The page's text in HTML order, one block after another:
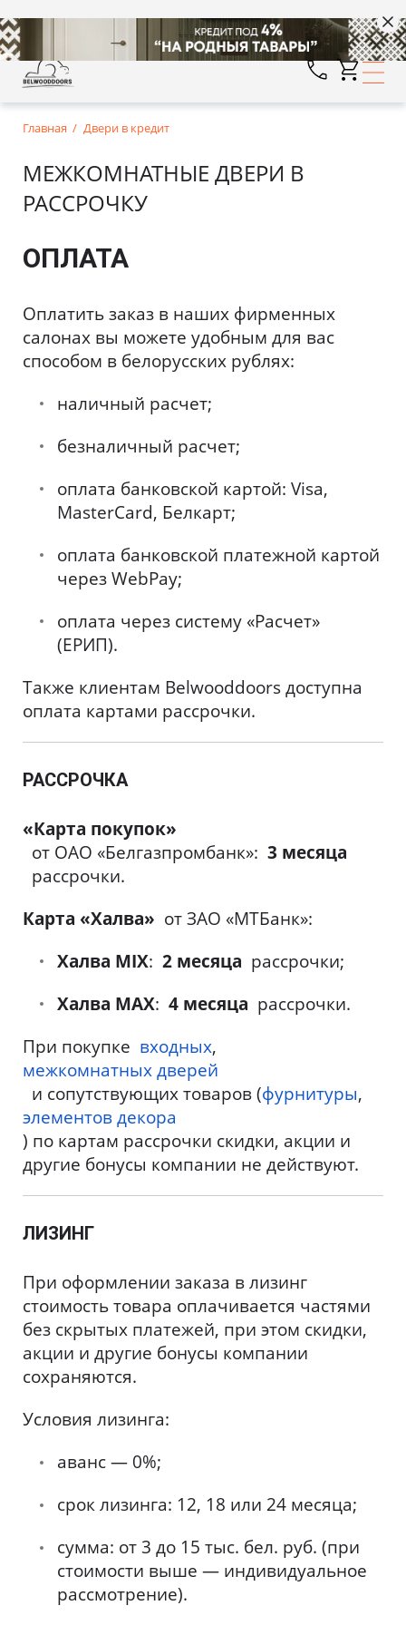
Главная Двери в кредит
МЕЖКОМНАТНЫЕ ДВЕРИ В
РАССРОЧКУ
ОПЛАТА
Оплатить заказ в наших фирменных
салонах вы можете удобным для вас
способом в белорусских рублях:
наличный расчет;
безналичный расчет;
оплата банковской картой: Visa,
MasterCard, Белкарт;
оплата банковской платежной картой
через WebPay;
оплата через систему «Расчет»
(ЕРИП).
Также клиентам Belwooddoors доступна
оплата картами рассрочки.
РАССРОЧКА
«Карта покупок»
от ОАО «Белгазпромбанк»: 3 месяца
рассрочки.
Карта «Халва» от ЗАО «МТБанк»:
Халва MIX:2 месяца рассрочки;
Халва MAX:4 месяца рассрочки.
При покупке входных,
межкомнатных дверей
и сопутствующих товаров (фурнитуры,
элементов декора
) по картам рассрочки скидки, акции и
другие бонусы компании не действуют.
ЛИЗИНГ
При оформлении заказа в лизинг
стоимость товара оплачивается частями
без скрытых платежей, при этом скидки,
акции и другие бонусы компании
сохраняются.
Условия лизинга:
аванс — 0%;
срок лизинга: 12, 18 или 24 месяца;
сумма: от 3 до 15 тыс. бел. руб. (при
стоимости выше — индивидуальное
рассмотрение).